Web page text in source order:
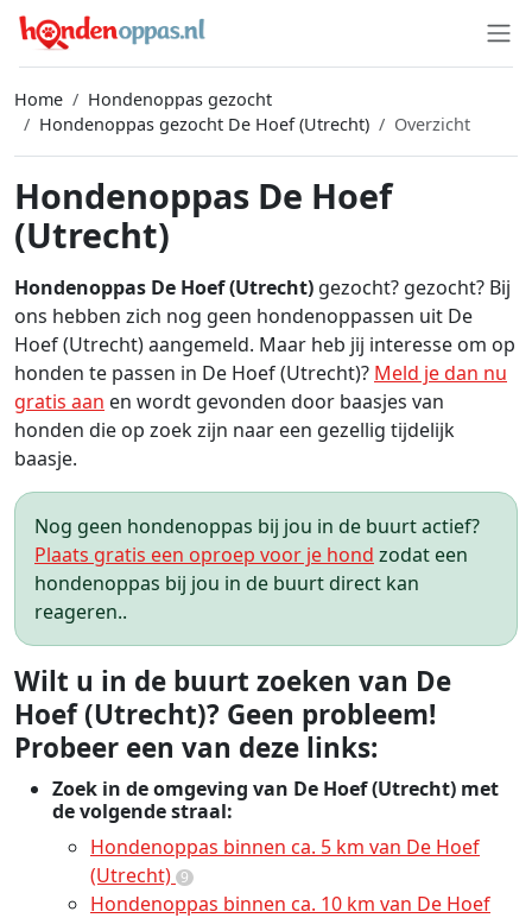
Home
Hondenoppas gezocht
Hondenoppas gezocht De Hoef (Utrecht)
Overzicht
Hondenoppas De Hoef
(Utrecht)
Hondenoppas De Hoef (Utrecht) gezocht? gezocht? Bij
ons hebben zich nog geen hondenoppassen uit De
Hoef (Utrecht) aangemeld. Maar heb jij interesse om op
honden te passen in De Hoef (Utrecht)? Meld je dan nu
gratis aan en wordt gevonden door baasjes van
honden die op zoek zijn naar een gezellig tijdelijk
baasje.
Nog geen hondenoppas bij jou in de buurt actief?
Plaats gratis een oproep voor je hond zodat een
hondenoppas bij jou in de buurt direct kan
reageren..
Wilt u in de buurt zoeken van De
Hoef (Utrecht)? Geen probleem!
Probeer een van deze links:
Zoek in de omgeving van De Hoef (Utrecht) met
de volgende straal:
Hondenoppas binnen ca. 5 km van De Hoef
(Utrecht) 9
Hondenoppas binnen ca. 10 km van De Hoef